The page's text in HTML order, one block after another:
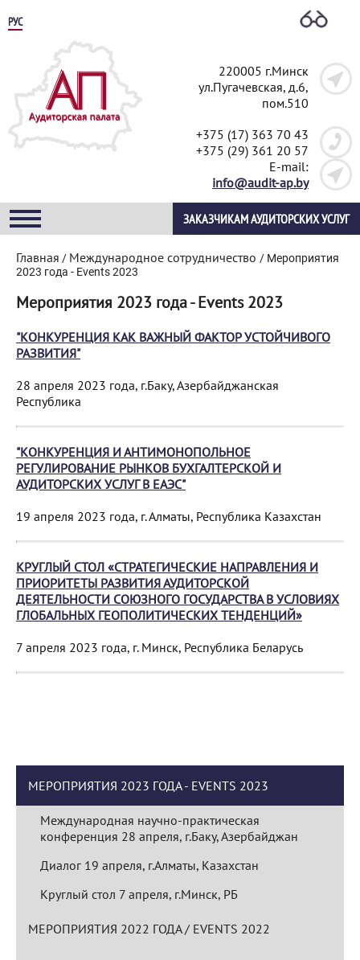
РУС
220005 г.Минск
ул.Пугачевская, д.6,
пом.510
+375 (17) 363 70 43
+375 (29) 361 20 57
E-mail:
info@audit-ap.by
ЗАКАЗЧИКАМ АУДИТОРСКИХ УСЛУГ
Главная / Международное сотрудничество / Мероприятия
2023 года - Events 2023
Мероприятия 2023 года - Events 2023
"КОНКУРЕНЦИЯ КАК ВАЖНЫЙ ФАКТОР УСТОЙЧИВОГО
РАЗВИТИЯ"
28 апреля 2023 года, г.Баку, Азербайджанская
Республика
"КОНКУРЕНЦИЯ И АНТИМОНОПОЛЬНОЕ
РЕГУЛИРОВАНИЕ РЫНКОВ БУХГАЛТЕРСКОЙ И
АУДИТОРСКИХ УСЛУГ В ЕАЭС"
19 апреля 2023 года, г. Алматы, Республика Казахстан
КРУГЛЫЙ СТОЛ «СТРАТЕГИЧЕСКИЕ НАПРАВЛЕНИЯ И
ПРИОРИТЕТЫ РАЗВИТИЯ АУДИТОРСКОЙ
ДЕЯТЕЛЬНОСТИ СОЮЗНОГО ГОСУДАРСТВА В УСЛОВИЯХ
ГЛОБАЛЬНЫХ ГЕОПОЛИТИЧЕСКИХ ТЕНДЕНЦИЙ»
7 апреля 2023 года, г. Минск, Республика Беларусь
МЕРОПРИЯТИЯ 2023 ГОДА - EVENTS 2023
Международная научно-практическая
конференция 28 апреля, г.Баку, Азербайджан
Диалог 19 апреля, г.Алматы, Казахстан
Круглый стол 7 апреля, г.Минск, РБ
МЕРОПРИЯТИЯ 2022 ГОДА / EVENTS 2022